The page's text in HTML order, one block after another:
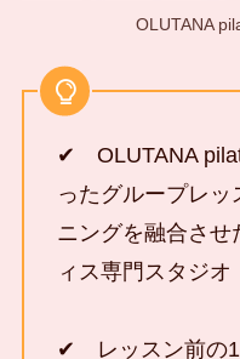
OLUTANA
✔ OLUTANA
ったグループレ
ニングを融合させ
ィス専門スタジオ
✔ レッスン前の